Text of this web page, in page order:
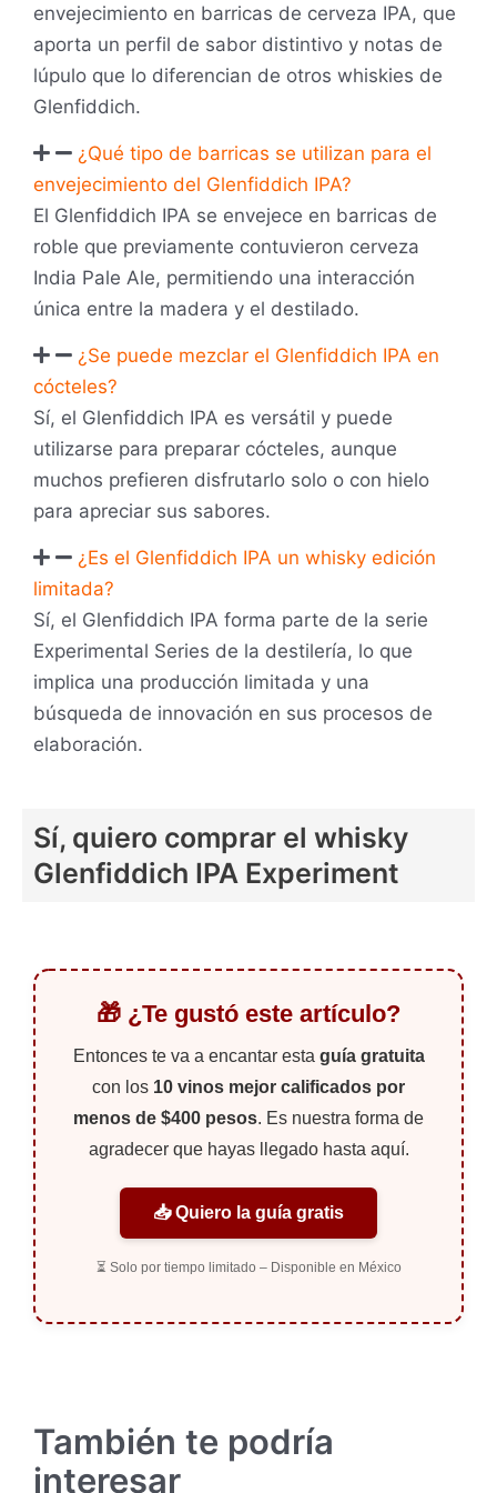
envejecimiento en barricas de cerveza IPA, que
aporta un perfil de sabor distintivo y notas de
lúpulo que lo diferencian de otros whiskies de
Glenfiddich.
¿Qué tipo de barricas se utilizan para el
envejecimiento del Glenfiddich IPA?
El Glenfiddich IPA se envejece en barricas de
roble que previamente contuvieron cerveza
India Pale Ale, permitiendo una interacción
única entre la madera y el destilado.
¿Se puede mezclar el Glenfiddich IPA en
cócteles?
Sí, el Glenfiddich IPA es versátil y puede
utilizarse para preparar cócteles, aunque
muchos prefieren disfrutarlo solo o con hielo
para apreciar sus sabores.
¿Es el Glenfiddich IPA un whisky edición
limitada?
Sí, el Glenfiddich IPA forma parte de la serie
Experimental Series de la destilería, lo que
implica una producción limitada y una
búsqueda de innovación en sus procesos de
elaboración.
Sí, quiero comprar el whisky
Glenfiddich IPA Experiment
🎁 ¿Te gustó este artículo?
Entonces te va a encantar esta guía gratuita
con los 10 vinos mejor calificados por
menos de $400 pesos. Es nuestra forma de
agradecer que hayas llegado hasta aquí.
📥 Quiero la guía gratis
⏳ Solo por tiempo limitado – Disponible en México
También te podría
interesar